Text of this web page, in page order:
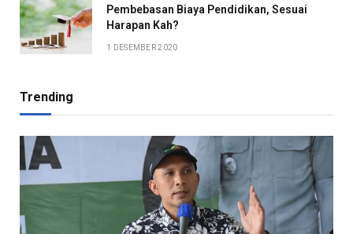
Pembebasan Biaya Pendidikan, Sesuai
Harapan Kah?
1 DESEMBER 2020
Trending